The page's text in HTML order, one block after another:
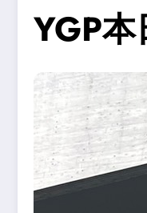
YGP